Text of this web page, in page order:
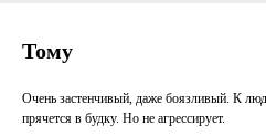
Тому
Очень застенчивый, даже боязливый. К
прячется в будку. Но не агрессирует.